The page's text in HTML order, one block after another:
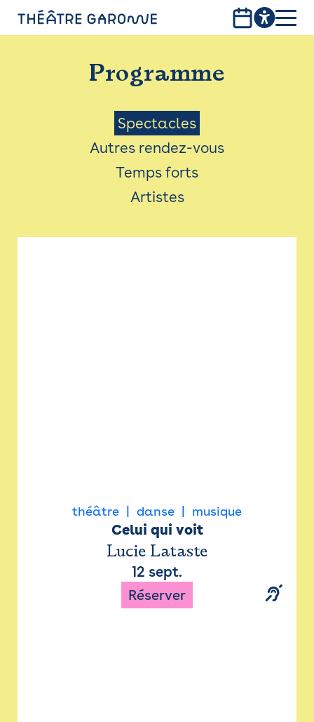
PROGRAMME
INFOS PRATIQUES
AVEC LES PUBLICS
ACCESSIBILITÉ
LES PRODUCTIONS
Programme
Menu
Saison
Spectacles
Autres rendez-vous
Temps forts
Artistes
théâtre danse musique
Celui qui voit
Lucie Lataste
12 sept.
Réserver